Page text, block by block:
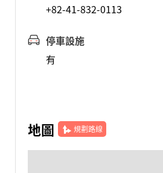
+82-41-832-0113
停車設施
有
地圖 規劃路線